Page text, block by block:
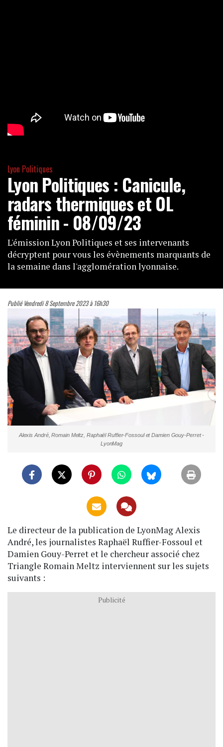
Lyon Politiques
Lyon Politiques : Canicule,
radars thermiques et OL
féminin - 08/09/23
L'émission Lyon Politiques et ses intervenants
décryptent pour vous les évènements marquants de
la semaine dans l'agglomération lyonnaise.
Publié Vendredi 8 Septembre 2023 à 16h30
Alexis André, Romain Meltz, Raphaël Ruffier-Fossoul et Damien Gouy-Perret -
LyonMag
Le directeur de la publication de LyonMag Alexis
André, les journalistes Raphaël Ruffier-Fossoul et
Damien Gouy-Perret et le chercheur associé chez
Triangle Romain Meltz interviennent sur les sujets
suivants :
Publicité